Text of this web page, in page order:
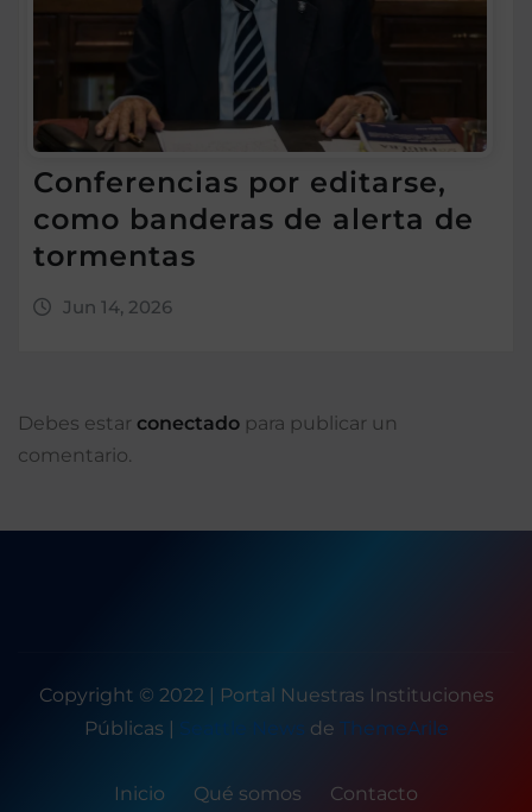
Conferencias por editarse,
como banderas de alerta de
tormentas
Jun 14, 2026
Debes estar conectado para publicar un
comentario.
Copyright © 2022 | Portal Nuestras Instituciones
Públicas | Seattle News de ThemeArile
Inicio Qué somos Contacto